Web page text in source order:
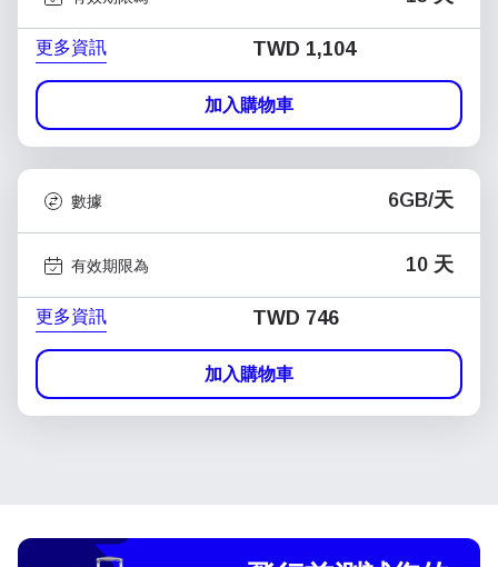
更多資訊 TWD 1,104
加入購物車
數據 6GB/天
有效期限為 10 天
更多資訊 TWD 746
加入購物車